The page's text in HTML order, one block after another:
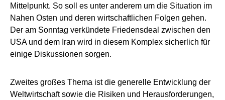
Mittelpunkt. So soll es unter anderem um die Situation im
Nahen Osten und deren wirtschaftlichen Folgen gehen.
Der am Sonntag verkündete Friedensdeal zwischen den
USA und dem Iran wird in diesem Komplex sicherlich für
einige Diskussionen sorgen.
Zweites großes Thema ist die generelle Entwicklung der
Weltwirtschaft sowie die Risiken und Herausforderungen,